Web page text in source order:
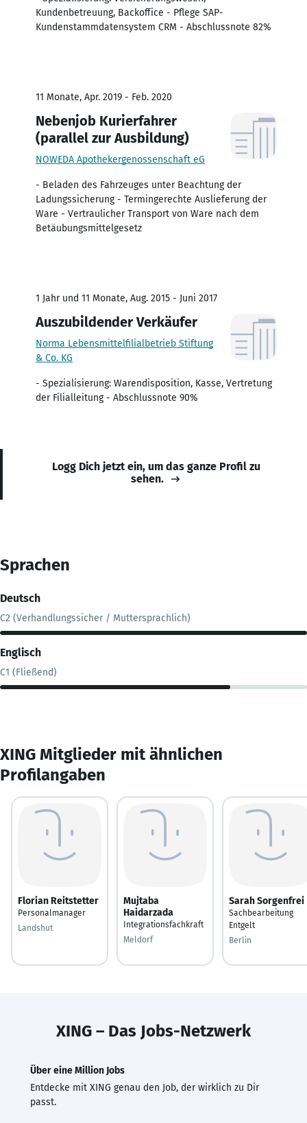
Kundenbetreuung, Backoffice - Pflege SAP-
Kundenstammdatensystem CRM - Abschlussnote 82%
11 Monate, Apr. 2019 - Feb. 2020
Nebenjob Kurierfahrer
(parallel zur Ausbildung)
NOWEDA Apothekergenossenschaft eG
- Beladen des Fahrzeuges unter Beachtung der
Ladungssicherung - Termingerechte Auslieferung der
Ware - Vertraulicher Transport von Ware nach dem
Betäubungsmittelgesetz
1 Jahr und 11 Monate, Aug. 2015 - Juni 2017
Auszubildender Verkäufer
Norma Lebensmittelfilialbetrieb Stiftung
& Co. KG
- Spezialisierung: Warendisposition, Kasse, Vertretung
der Filialleitung - Abschlussnote 90%
Logg Dich jetzt ein, um das ganze Profil zu
sehen.
Sprachen
Deutsch
C2 (Verhandlungssicher / Muttersprachlich)
Englisch
C1 (Fließend)
XING Mitglieder mit ähnlichen
Profilangaben
Florian Reitstetter
Personalmanager
Landshut
Mujtaba
Haidarzada
Integrationsfachkraft
Meldorf
Sarah Sorgenfrei
Sachbearbeitung
Entgelt
Berlin
XING – Das Jobs-Netzwerk
Über eine Million Jobs
Entdecke mit XING genau den Job, der wirklich zu Dir
passt.